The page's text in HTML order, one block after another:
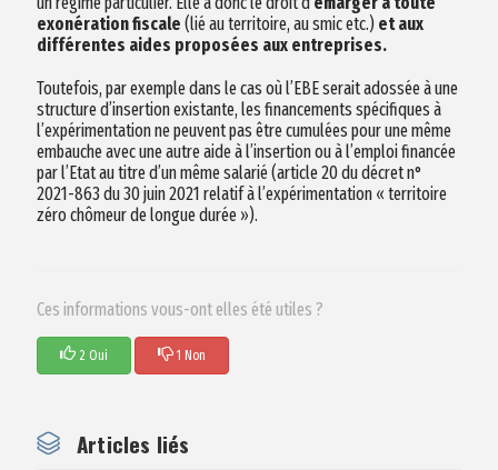
exonération fiscale (lié au territoire, au smic etc.) et aux
différentes aides proposées aux entreprises.
Toutefois, par exemple dans le cas où l’EBE serait adossée à une
structure d’insertion existante, les financements spécifiques à
l’expérimentation ne peuvent pas être cumulées pour une même
embauche avec une autre aide à l’insertion ou à l’emploi financée
par l’Etat au titre d’un même salarié (article 20 du décret n°
2021-863 du 30 juin 2021 relatif à l’expérimentation « territoire
zéro chômeur de longue durée »).
Ces informations vous-ont elles été utiles ?
2 Oui 1 Non
Articles liés